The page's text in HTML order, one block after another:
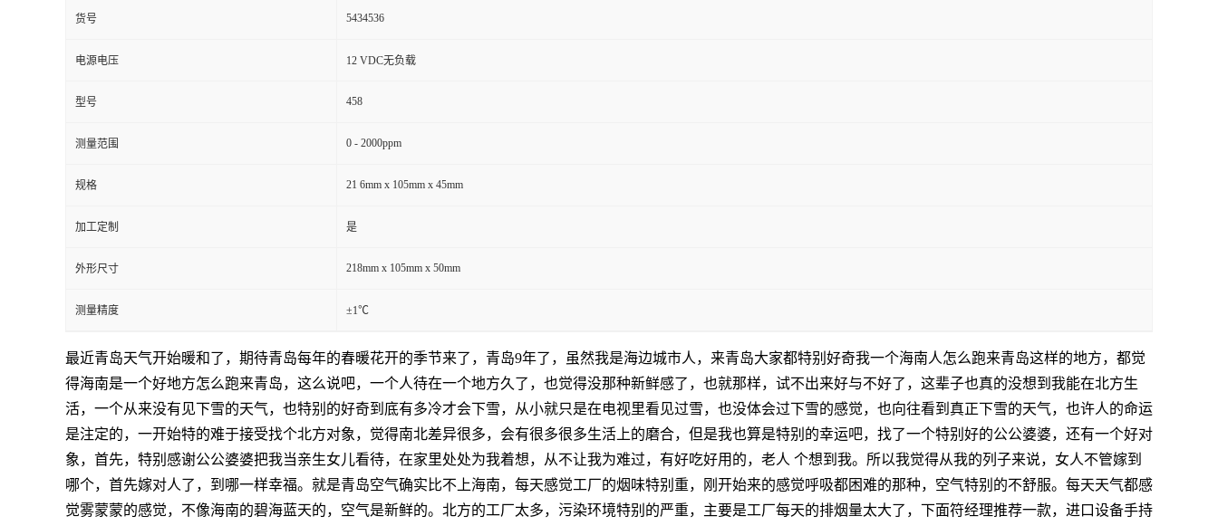
货号 5434536
电源电压 12 VDC无负载
型号 458
测量范围 0 - 2000ppm
规格 21 6mm x 105mm x 45mm
加工定制 是
外形尺寸 218mm x 105mm x 50mm
测量精度 ±1℃
最近青岛天气开始暖和了，期待青岛每年的春暖花开的季节来了，青岛9年了，虽然我是海边城市人，来青岛大家都特别好奇我一个海南人怎么跑来青岛这样的地方，都觉
得海南是一个好地方怎么跑来青岛，这么说吧，一个人待在一个地方久了，也觉得没那种新鲜感了，也就那样，试不出来好与不好了，这辈子也真的没想到我能在北方生
活，一个从来没有见下雪的天气，也特别的好奇到底有多冷才会下雪，从小就只是在电视里看见过雪，也没体会过下雪的感觉，也向往看到真正下雪的天气，也许人的命运
是注定的，一开始特的难于接受找个北方对象，觉得南北差异很多，会有很多很多生活上的磨合，但是我也算是特别的幸运吧，找了一个特别好的公公婆婆，还有一个好对
象，首先，特别感谢公公婆婆把我当亲生女儿看待，在家里处处为我着想，从不让我为难过，有好吃好用的，老人 个想到我。所以我觉得从我的列子来说，女人不管嫁到
哪个，首先嫁对人了，到哪一样幸福。就是青岛空气确实比不上海南，每天感觉工厂的烟味特别重，刚开始来的感觉呼吸都困难的那种，空气特别的不舒服。每天天气都感
觉雾蒙蒙的感觉，不像海南的碧海蓝天的，空气是新鲜的。北方的工厂太多，污染环境特别的严重，主要是工厂每天的排烟量太大了，下面符经理推荐一款，进口设备手持